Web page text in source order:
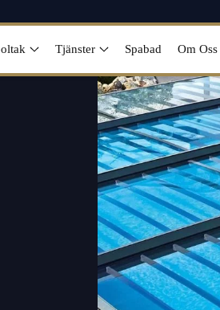
Tjänster Spabad Om Oss